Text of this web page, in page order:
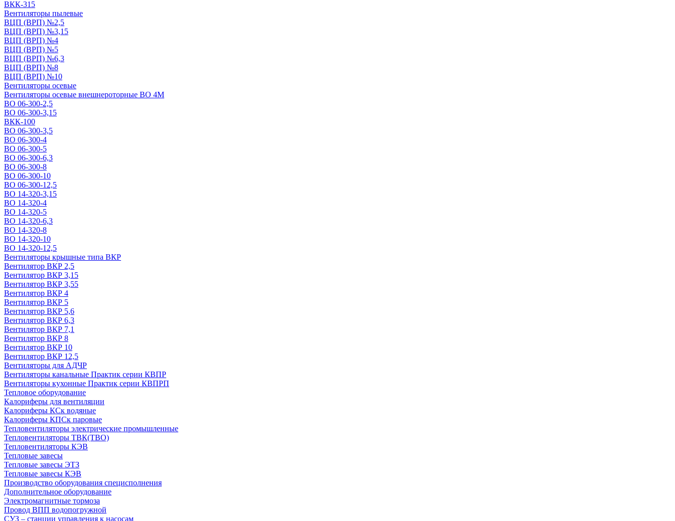
ВКК-315
Вентиляторы пылевые
ВЦП (ВРП) №2,5
ВЦП (ВРП) №3,15
ВЦП (ВРП) №4
ВЦП (ВРП) №5
ВЦП (ВРП) №6,3
ВЦП (ВРП) №8
ВЦП (ВРП) №10
Вентиляторы осевые
Вентиляторы осевые внешнероторные ВО 4М
ВО 06-300-2,5
ВО 06-300-3,15
ВКК-100
ВО 06-300-3,5
ВО 06-300-4
ВО 06-300-5
ВО 06-300-6,3
ВО 06-300-8
ВО 06-300-10
ВО 06-300-12,5
ВО 14-320-3,15
ВО 14-320-4
ВО 14-320-5
ВО 14-320-6,3
ВО 14-320-8
ВО 14-320-10
ВО 14-320-12,5
Вентиляторы крышные типа ВКР
Вентилятор ВКР 2,5
Вентилятор ВКР 3,15
Вентилятор ВКР 3,55
Вентилятор ВКР 4
Вентилятор ВКР 5
Вентилятор ВКР 5,6
Вентилятор ВКР 6,3
Вентилятор ВКР 7,1
Вентилятор ВКР 8
Вентилятор ВКР 10
Вентилятор ВКР 12,5
Вентиляторы для АДЧР
Вентиляторы канальные Практик серии КВПР
Вентиляторы кухонные Практик серии КВПРП
Тепловое оборудование
Калориферы для вентиляции
Калориферы КСк водяные
Калориферы КПСк паровые
Тепловентиляторы электрические промышленные
Тепловентиляторы ТВК(ТВО)
Тепловентиляторы КЭВ
Тепловые завесы
Тепловые завесы ЭТЗ
Тепловые завесы КЭВ
Производство оборудования специсполнения
Дополнительное оборудование
Электромагнитные тормоза
Провод ВПП водопогружной
СУЗ – станции управления к насосам